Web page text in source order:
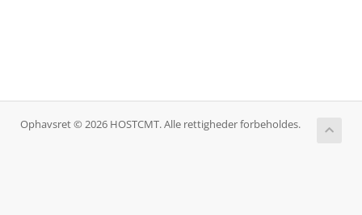
Ophavsret © 2026 HOSTCMT. Alle rettigheder forbeholdes.